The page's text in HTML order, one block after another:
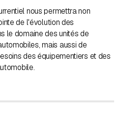
nous permettra non
de l'évolution des
le domaine des unités de
mais aussi de
des équipementiers et des